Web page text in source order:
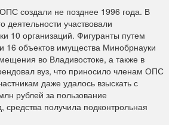
создали не позднее 1996 года. В
деятельности участвовали
10 организаций. Фигуранты путем
16 объектов имущества Минобрнауки
во Владивостоке, а также в
вуз, что приносило членам ОПС
даже удалось взыскать с
рублей за пользование
получила подконтрольная